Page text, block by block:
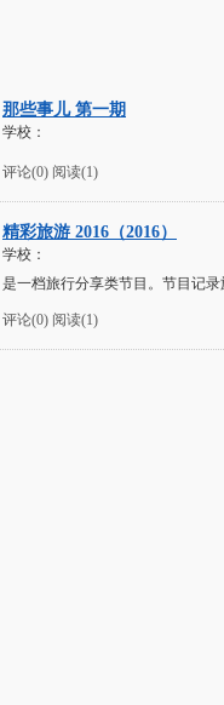
那些事儿 第一期
学校：
评论(0) 阅读(1)
精彩旅游 2016（2016）
学校：
是一档旅行分享类节目。节目记
评论(0) 阅读(1)